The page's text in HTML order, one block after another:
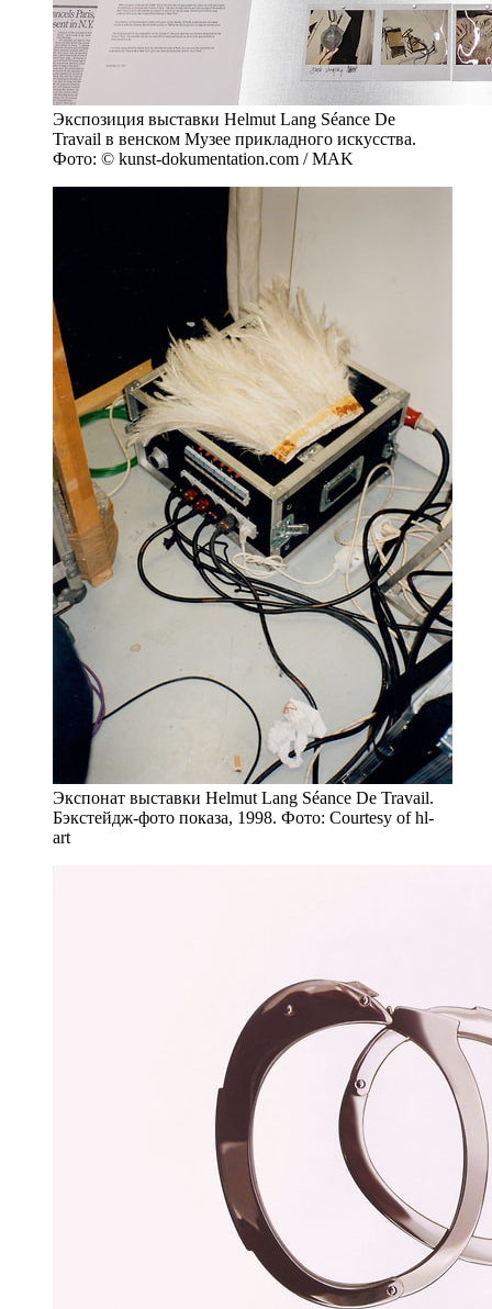
Экспозиция выставки Helmut Lang Séance De
Travail в венском Музее прикладного искусства.
Фото: © kunst-dokumentation.com / MAK
Экспонат выставки Helmut Lang Séance De Travail.
Бэкстейдж-фото показа, 1998. Фото: Courtesy of hl-
art